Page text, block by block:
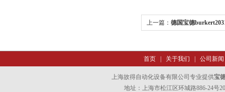
上一篇： 德国宝德
首页| 关于我们 公司新闻
上海故得自动化设备有限公司专业提供宝
地址：上海市松江区环城路886-24号